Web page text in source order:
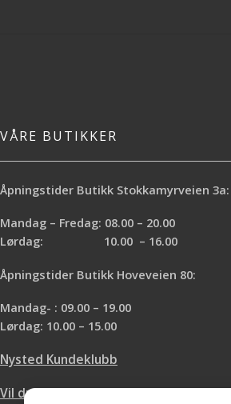
VÅRE BUTIKKER
Åpningstider Butikk Stokkamyrveien 3a:
Mandag – Fredag: 08.00 – 20.00
Lørdag: 10.00 – 16.00
Åpningstider Butikk Hoveveien 80:
Mandag- : 09.00 – 19.00
Lørdag: 10.00 – 15.00
Nysted Kundeklubb
Vil du leie hos oss?